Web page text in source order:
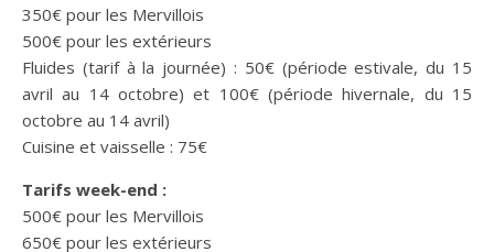
350€ pour les Mervillois
500€ pour les extérieurs
Fluides (tarif à la journée) : 50€ (période estivale, du 15
avril au 14 octobre) et 100€ (période hivernale, du 15
octobre au 14 avril)
Cuisine et vaisselle : 75€
Tarifs week-end :
500€ pour les Mervillois
650€ pour les extérieurs